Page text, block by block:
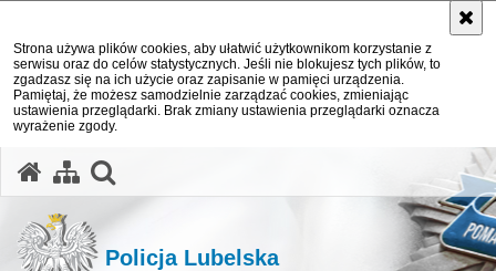
Strona używa plików cookies, aby ułatwić użytkownikom korzystanie z
serwisu oraz do celów statystycznych. Jeśli nie blokujesz tych plików, to
zgadzasz się na ich użycie oraz zapisanie w pamięci urządzenia.
Pamiętaj, że możesz samodzielnie zarządzać cookies, zmieniając
ustawienia przeglądarki. Brak zmiany ustawienia przeglądarki oznacza
wyrażenie zgody.
Policja Lubelska